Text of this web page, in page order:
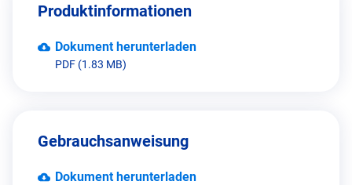
Produktinformationen
Dokument herunterladen
PDF (1.83 MB)
Gebrauchsanweisung
Dokument herunterladen